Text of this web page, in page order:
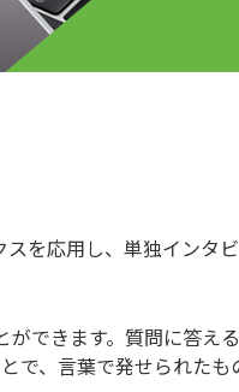
を応用し、単独インタ
できます。質問に答え
で、言葉で発せられたも